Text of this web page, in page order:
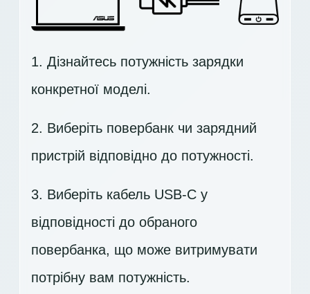
1. Дізнайтесь потужність зарядки
конкретної моделі.
2. Виберіть повербанк чи зарядний
пристрій відповідно до потужності.
3. Виберіть кабель USB-C у
відповідності до обраного
повербанка, що може витримувати
потрібну вам потужність.